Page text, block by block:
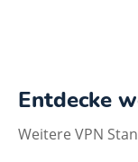
Entdecke
Weitere VPN